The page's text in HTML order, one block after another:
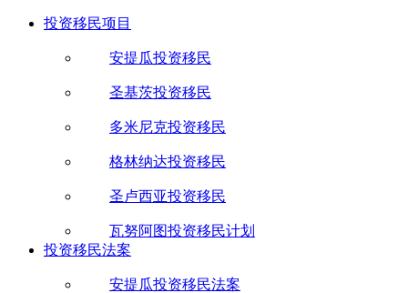
投资移民项目
安提瓜投资移民
圣基茨投资移民
多米尼克投资移民
格林纳达投资移民
圣卢西亚投资移民
瓦努阿图投资移民计划
投资移民法案
安提瓜投资移民法案